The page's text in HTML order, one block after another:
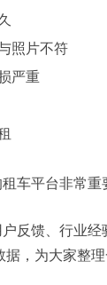
照片不符
严重
车平台非常重
反馈、行业
据，为大家整